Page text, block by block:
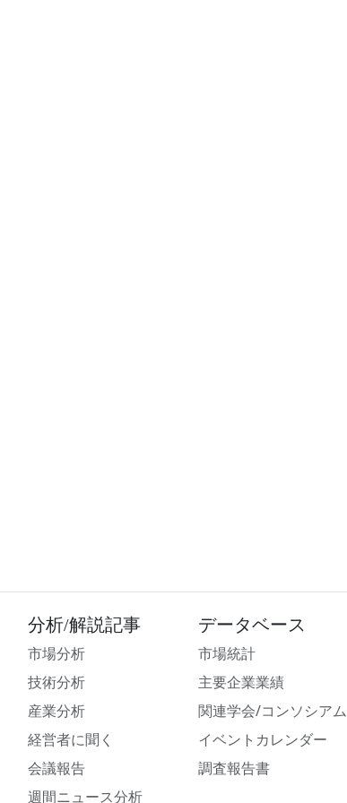
分析/解説記事
市場分析
技術分析
産業分析
経営者に聞く
会議報告
週間ニュース分析
データベース
市場統計
主要企業業績
関連学会/コンソシアム
イベントカレンダー
調査報告書